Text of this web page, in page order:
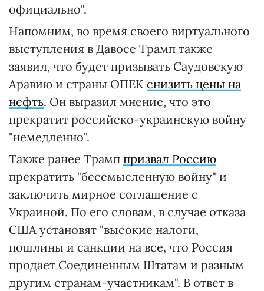
официально".
Напомним, во время своего виртуального
выступления в Давосе Трамп также
заявил, что будет призывать Саудовскую
Аравию и страны ОПЕК снизить цены на
нефть. Он выразил мнение, что это
прекратит российско-украинскую войну
"немедленно".
Также ранее Трамп призвал Россию
прекратить "бессмысленную войну" и
заключить мирное соглашение с
Украиной. По его словам, в случае отказа
США установят "высокие налоги,
пошлины и санкции на все, что Россия
продает Соединенным Штатам и разным
другим странам-участникам". В ответ в